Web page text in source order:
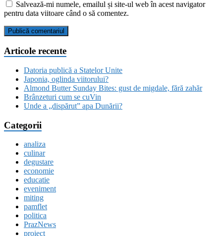
Salvează-mi numele, emailul și site-ul web în acest navigator
pentru data viitoare când o să comentez.
Articole recente
Datoria publică a Statelor Unite
Japonia, oglinda viitorului?
Almond Butter Sunday Bites: gust de migdale, fără zahăr
Brânzeturi cum se cuVin
Unde a „dispărut” apa Dunării?
Categorii
analiza
culinar
degustare
economie
educatie
eveniment
miting
pamflet
politica
PrazNews
proiect